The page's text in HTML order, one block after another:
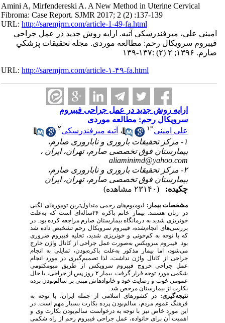
Amini A, Mirfendereski A. A New Method in Uterine Cervical
Fibroma: Case Report. SJMR 2017; 2 (2) :137-139
URL:http://saremjrm.com/article-1-49-fa.html
امینی علی، میرفندرسکی آتیه. ارایه روش جدید در عمل جراحی
فیبروم سرویکال رحم: مطالعه موردی. مجله تحقيقات پزشكي
صارم. ۱۳۹۶; ۲ (۲) :۱۳۷-۱۳۹
URL:http://saremjrm.com/article-۱-۴۹-fa.html
ارایه روش جدید در عمل جراحی فیبروم
سرویکال رحم: مطالعه موردی
علی امینی
۱ ،آتیه میرفندرسکی
۱- مرکز تحقیقات باروری و ناباروری صارم،
بیمارستان فوق تخصصی صارم، تهران، ایران ،
aliaminimd@yahoo.com
۲- مرکز تحقیقات باروری و ناباروری صارم،
بیمارستان فوق تخصصی صارم، تهران، ایران
چکیده:
مشخصات بیمار:لیومیوم‌های رحمی متداول‌ترین تومورهای لگنی
در زنان هستند. بیمار خانم باکره ۲۶ساله‌­ای است که به‌علت
خونریزی شدید به درمانگاه بیمارستان صارم مراجعه کرده بود. در
بررسی‌­های انجام‌شده، فیبروم سرویکال رحم تشخیص داده شد
که با توجه به کم‌خونی و خونریزی شدید، تخلیه فیبروم ضروری
بود. فیبروم سرویکس به‌صورت عمل جراحی از کانال واژن خارج
می‌شود، اما بیمار مذکور به‌علت باکره‌بودن، تمایلی به انجام
جراحی از کانال واژن نداشت، لذا تصمیم­‌گیری در مورد انجام
عمل جراحی خروج فیبروم سرویکس از طریق میومکتومی
شکمی مورد توجه قرار گرفت. بیمار ۲ روز پس از جراحی، با حال
عمومی خوب و رضایت خود و خانواده­اش مبنی بر سالم‌بودن پرده
بکارت از بیمارستان مرخص شد.
نتیجه‌گیری:در کشورهای اسلامی از جمله ایران، با توجه به
فرهنگ عموم مردم، سالم‌بودن پرده ‌بکارت بسیار مهم است. در
این مورد خاص نیز با توجه به درخواست سالم‌بودن بکارت وی و
اهمیت آن برای خانواده، عمل جراحی فیبروم رحم از راه شکمی